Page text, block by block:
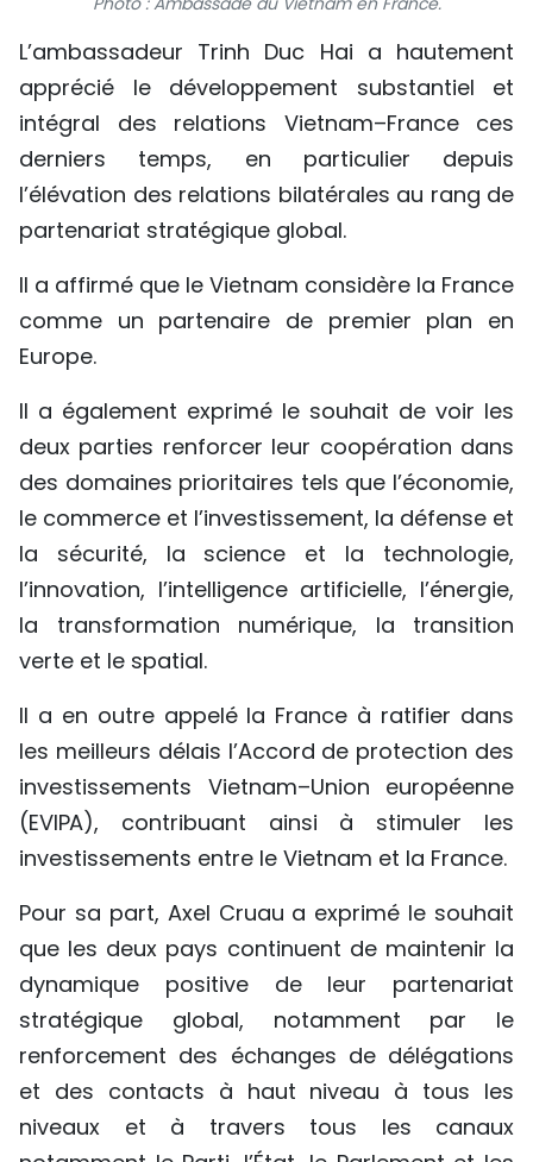
ENGLISH
РУССКИЙ
L’ambassadeur Trinh Duc Hai a hautement
apprécié le développement substantiel et
intégral des relations Vietnam–France ces
derniers temps, en particulier depuis
l’élévation des relations bilatérales au rang de
partenariat stratégique global.
Il a affirmé que le Vietnam considère la France
comme un partenaire de premier plan en
Europe.
Il a également exprimé le souhait de voir les
deux parties renforcer leur coopération dans
des domaines prioritaires tels que l’économie,
le commerce et l’investissement, la défense et
la sécurité, la science et la technologie,
l’innovation, l’intelligence artificielle, l’énergie,
la transformation numérique, la transition
verte et le spatial.
Il a en outre appelé la France à ratifier dans
les meilleurs délais l’Accord de protection des
investissements Vietnam–Union européenne
(EVIPA), contribuant ainsi à stimuler les
investissements entre le Vietnam et la France.
Pour sa part, Axel Cruau a exprimé le souhait
que les deux pays continuent de maintenir la
dynamique positive de leur partenariat
stratégique global, notamment par le
renforcement des échanges de délégations
et des contacts à haut niveau à tous les
niveaux et à travers tous les canaux